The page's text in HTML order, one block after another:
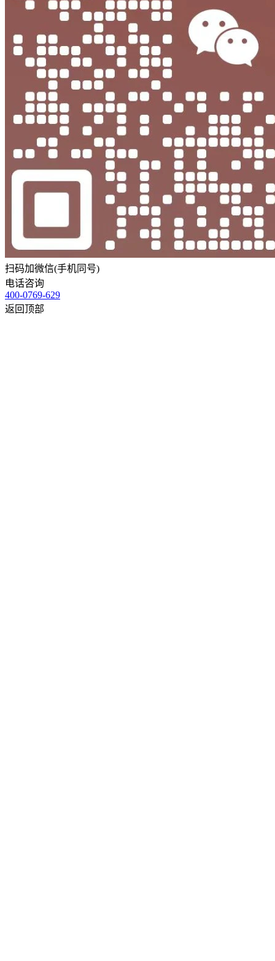
扫码加微信(手机同号)
电话咨询
400-0769-629
返回顶部